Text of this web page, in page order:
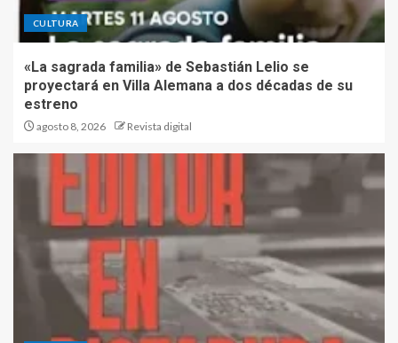
CULTURA
«La sagrada familia» de Sebastián Lelio se
proyectará en Villa Alemana a dos décadas de su
estreno
agosto 8, 2026 Revista digital